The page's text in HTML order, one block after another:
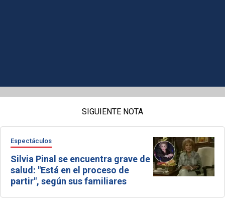
SIGUIENTE NOTA
Espectáculos
Silvia Pinal se encuentra grave de
salud: "Está en el proceso de
partir", según sus familiares